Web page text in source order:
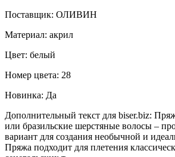
Поставщик: ОЛИВИН
Материал: акрил
Цвет: белый
Номер цвета: 28
Новинка: Да
Дополнительный текст для biser.biz:
или бразильские шерстяные волосы –
вариант для создания необычной и
Пряжа подходит для плетения